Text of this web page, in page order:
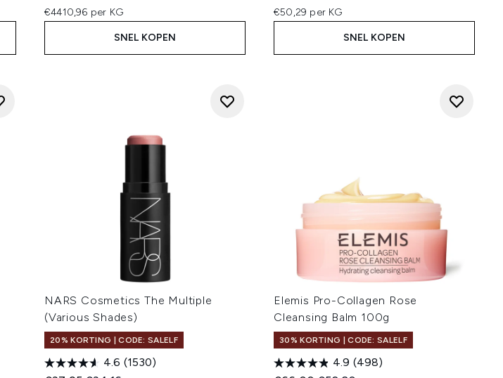
€4410,96 per KG
SNEL KOPEN
€50,29 per KG
SNEL KOPEN
NARS Cosmetics The Multiple
(Various Shades)
20% KORTING | CODE: SALELF
4.6 (1530)
Elemis Pro-Collagen Rose
Cleansing Balm 100g
30% KORTING | CODE: SALELF
4.9 (498)